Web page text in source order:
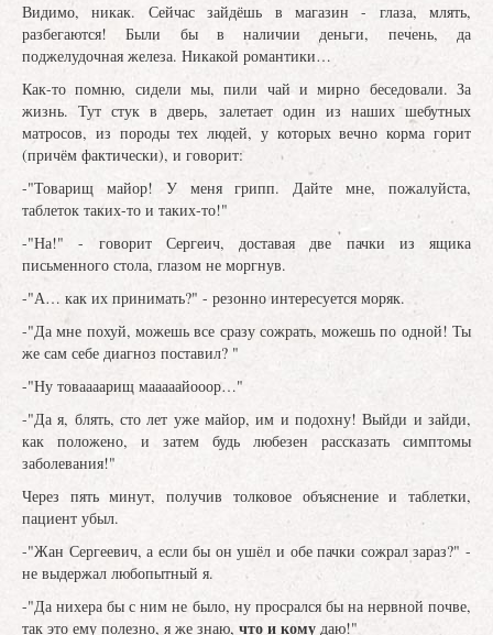
Видимо, никак. Сейчас зайдёшь в магазин - глаза, млять,
разбегаются! Были бы в наличии деньги, печень, да
поджелудочная железа. Никакой романтики…
Как-то помню, сидели мы, пили чай и мирно беседовали. За
жизнь. Тут стук в дверь, залетает один из наших шебутных
матросов, из породы тех людей, у которых вечно корма горит
(причём фактически), и говорит:
-"Товарищ майор! У меня грипп. Дайте мне, пожалуйста,
таблеток таких-то и таких-то!"
-"На!" - говорит Сергеич, доставая две пачки из ящика
письменного стола, глазом не моргнув.
-"А… как их принимать?" - резонно интересуется моряк.
-"Да мне похуй, можешь все сразу сожрать, можешь по одной! Ты
же сам себе диагноз поставил? "
-"Ну товаааарищ мааааайооор…"
-"Да я, блять, сто лет уже майор, им и подохну! Выйди и зайди,
как положено, и затем будь любезен рассказать симптомы
заболевания!"
Через пять минут, получив толковое объяснение и таблетки,
пациент убыл.
-"Жан Сергеевич, а если бы он ушёл и обе пачки сожрал зараз?" -
не выдержал любопытный я.
-"Да нихера бы с ним не было, ну просрался бы на нервной почве,
так это ему полезно, я же знаю, что и кому даю!"